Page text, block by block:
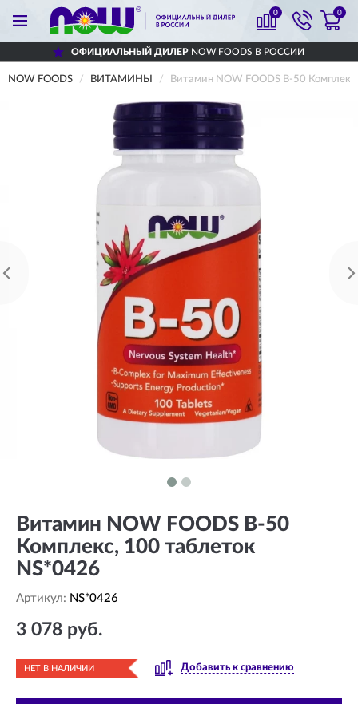
0 0
ОФИЦИАЛЬНЫЙ ДИЛЕРNOW FOODS В РОССИИ
NOW FOODS ВИТАМИНЫ Витамин NOW FOODS В-50
Витамин NOW FOODS В-50
Комплекс, 100 таблеток
NS*0426
Артикул: NS*0426
3 078 руб.
НЕТ В НАЛИЧИИ Добавить к сравнению